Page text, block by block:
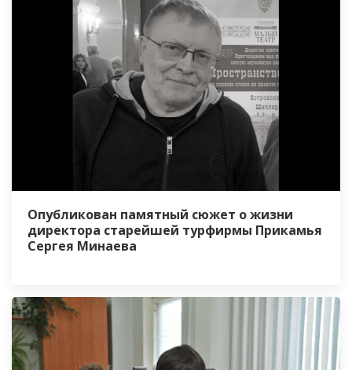
Опубликован памятный сюжет о жизни
директора старейшей турфирмы Прикамья
Сергея Минаева